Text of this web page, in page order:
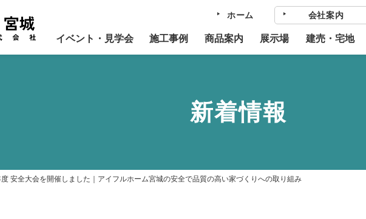
イベント・見学会
施工事例 商品案内 展示場 建売・宅地
ホーム 会社案内
新着情報
安全大会を開催しました｜アイフルホーム宮城の安全で品質の高い家づくりへの取り組み